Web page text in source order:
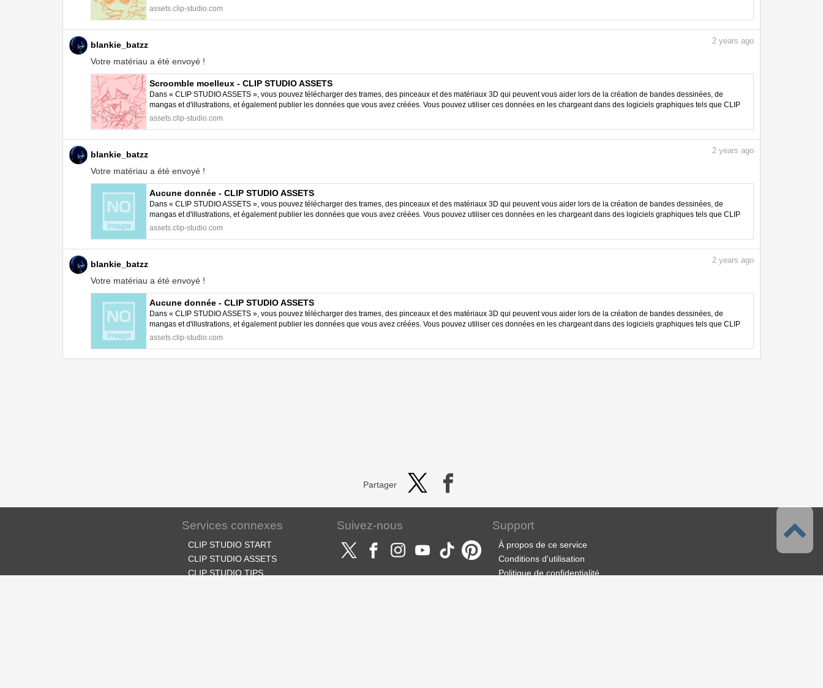
STUDIO PAINT.
assets.clip-studio.com
blankie_batzz
Votre matériau a été envoyé !
2 years ago
Scroomble moelleux - CLIP STUDIO ASSETS
Dans « CLIP STUDIO ASSETS », vous pouvez télécharger des trames, des pinceaux et des matériaux 3D qui peuvent vous aider lors de la création de bandes dessinées, de
mangas et d'illustrations, et également publier les données que vous avez créées. Vous pouvez utiliser ces données en les chargeant dans des logiciels graphiques tels que CLIP
STUDIO PAINT.
assets.clip-studio.com
blankie_batzz
Votre matériau a été envoyé !
2 years ago
Aucune donnée - CLIP STUDIO ASSETS
Dans « CLIP STUDIO ASSETS », vous pouvez télécharger des trames, des pinceaux et des matériaux 3D qui peuvent vous aider lors de la création de bandes dessinées, de
mangas et d'illustrations, et également publier les données que vous avez créées. Vous pouvez utiliser ces données en les chargeant dans des logiciels graphiques tels que CLIP
STUDIO PAINT.
assets.clip-studio.com
blankie_batzz
Votre matériau a été envoyé !
2 years ago
Aucune donnée - CLIP STUDIO ASSETS
Dans « CLIP STUDIO ASSETS », vous pouvez télécharger des trames, des pinceaux et des matériaux 3D qui peuvent vous aider lors de la création de bandes dessinées, de
mangas et d'illustrations, et également publier les données que vous avez créées. Vous pouvez utiliser ces données en les chargeant dans des logiciels graphiques tels que CLIP
STUDIO PAINT.
assets.clip-studio.com
Partager
Services connexes
CLIP STUDIO START
CLIP STUDIO ASSETS
CLIP STUDIO TIPS
Suivez-nous Support
À propos de ce service
Conditions d'utilisation
Politique de confidentialité